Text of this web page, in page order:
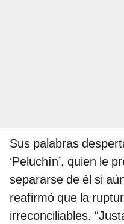
Sus palabras
‘Peluchín’, quien le
separarse de él si
reafirmó que la
irreconciliables.